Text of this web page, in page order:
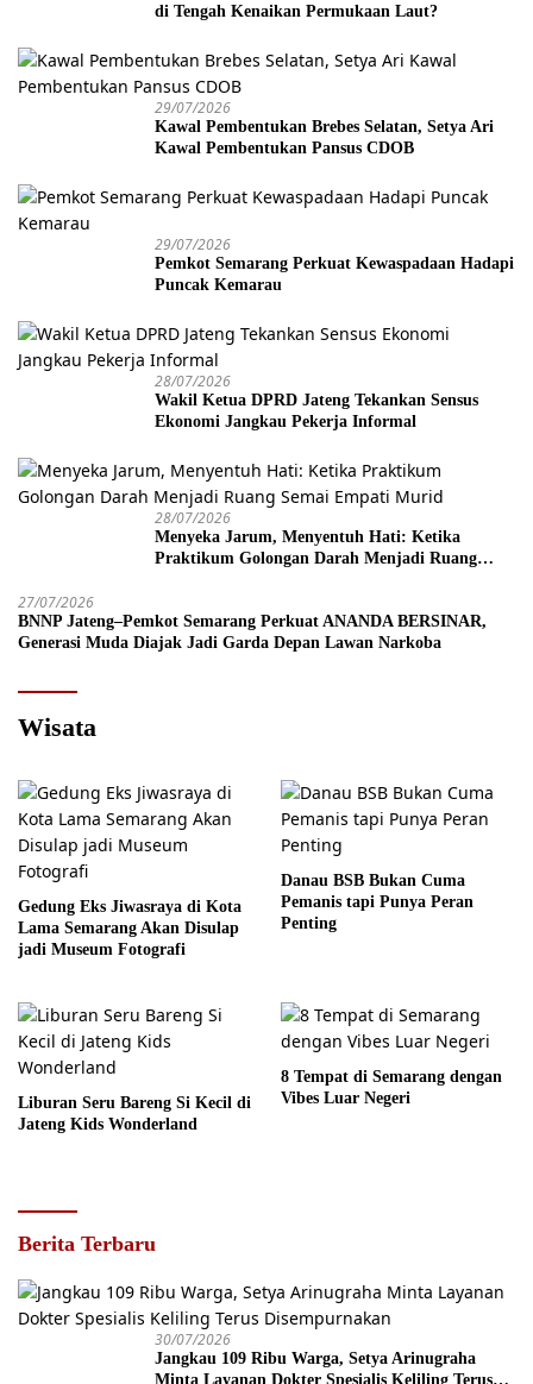
di Tengah Kenaikan Permukaan Laut?
29/07/2026
Kawal Pembentukan Brebes Selatan, Setya Ari
Kawal Pembentukan Pansus CDOB
29/07/2026
Pemkot Semarang Perkuat Kewaspadaan Hadapi
Puncak Kemarau
28/07/2026
Wakil Ketua DPRD Jateng Tekankan Sensus
Ekonomi Jangkau Pekerja Informal
28/07/2026
Menyeka Jarum, Menyentuh Hati: Ketika
Praktikum Golongan Darah Menjadi Ruang
27/07/2026
BNNP Jateng–Pemkot Semarang Perkuat ANANDA BERSINAR,
Generasi Muda Diajak Jadi Garda Depan Lawan Narkoba
Wisata
Gedung Eks Jiwasraya di Kota
Lama Semarang Akan Disulap
jadi Museum Fotografi
Danau BSB Bukan Cuma
Pemanis tapi Punya Peran
Penting
Liburan Seru Bareng Si Kecil di
Jateng Kids Wonderland
8 Tempat di Semarang dengan
Vibes Luar Negeri
Berita Terbaru
30/07/2026
Jangkau 109 Ribu Warga, Setya Arinugraha
Minta Layanan Dokter Spesialis Keliling Terus